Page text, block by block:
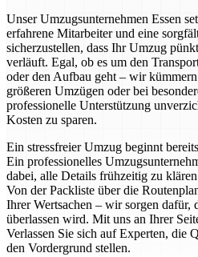
Unser Umzugsunternehmen Essen
erfahrene Mitarbeiter und eine
sicherzustellen, dass Ihr Umzug
verläuft. Egal, ob es um den
oder den Aufbau geht – wir
größeren Umzügen oder bei
professionelle Unterstützung
Kosten zu sparen.
Ein stressfreier Umzug beginnt
Ein professionelles
dabei, alle Details frühzeitig zu
Von der Packliste über die
Ihrer Wertsachen – wir sorgen dafür,
überlassen wird. Mit uns an Ihrer
Verlassen Sie sich auf Experten, die
den Vordergrund stellen.